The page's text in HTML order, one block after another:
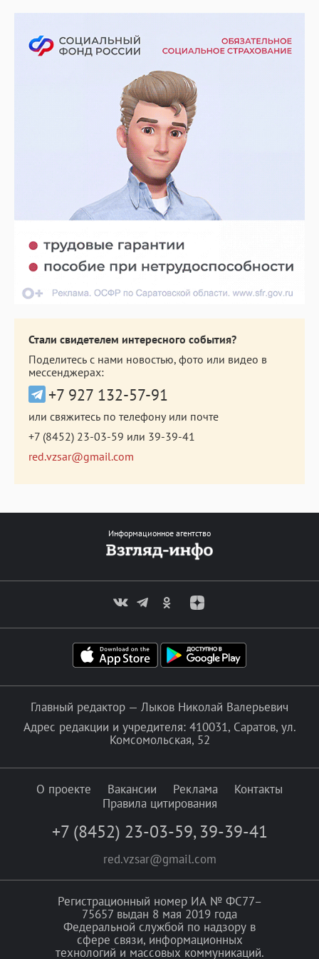
Стали свидетелем интересного события?
Поделитесь с нами новостью, фото или видео в
мессенджерах:
+7 927 132-57-91
или свяжитесь по телефону или почте
+7 (8452) 23-03-59 или 39-39-41
red.vzsar@gmail.com
Информационное агентство
Главный редактор — Лыков Николай Валерьевич
Адрес редакции и учредителя: 410031, Саратов, ул.
Комсомольская, 52
О проекте Вакансии Реклама
Контакты
Правила цитирования
+7 (8452) 23-03-59, 39-39-41
red.vzsar@gmail.com
Регистрационный номер ИА № ФС77–
75657 выдан 8 мая 2019 года
Федеральной службой по надзору в
сфере связи, информационных
технологий и массовых коммуникаций.